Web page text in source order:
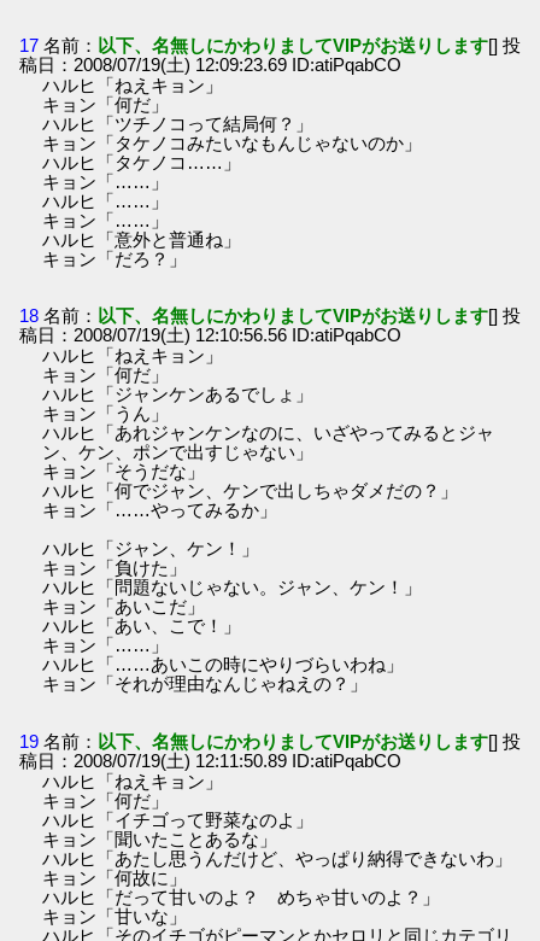
17 名前： 以下、名無しにかわりましてVIPがお送りします[] 投
稿日：2008/07/19(土) 12:09:23.69 ID:atiPqabCO
ハルヒ「ねえキョン」
キョン「何だ」
ハルヒ「ツチノコって結局何？」
キョン「タケノコみたいなもんじゃないのか」
ハルヒ「タケノコ……」
キョン「……」
ハルヒ「……」
キョン「……」
ハルヒ「意外と普通ね」
キョン「だろ？」
18 名前： 以下、名無しにかわりましてVIPがお送りします[] 投
稿日：2008/07/19(土) 12:10:56.56 ID:atiPqabCO
ハルヒ「ねえキョン」
キョン「何だ」
ハルヒ「ジャンケンあるでしょ」
キョン「うん」
ハルヒ「あれジャンケンなのに、いざやってみるとジャ
ン、ケン、ポンで出すじゃない」
キョン「そうだな」
ハルヒ「何でジャン、ケンで出しちゃダメだの？」
キョン「……やってみるか」
ハルヒ「ジャン、ケン！」
キョン「負けた」
ハルヒ「問題ないじゃない。ジャン、ケン！」
キョン「あいこだ」
ハルヒ「あい、こで！」
キョン「……」
ハルヒ「……あいこの時にやりづらいわね」
キョン「それが理由なんじゃねえの？」
19 名前： 以下、名無しにかわりましてVIPがお送りします[] 投
稿日：2008/07/19(土) 12:11:50.89 ID:atiPqabCO
ハルヒ「ねえキョン」
キョン「何だ」
ハルヒ「イチゴって野菜なのよ」
キョン「聞いたことあるな」
ハルヒ「あたし思うんだけど、やっぱり納得できないわ」
キョン「何故に」
ハルヒ「だって甘いのよ？ めちゃ甘いのよ？」
キョン「甘いな」
ハルヒ「そのイチゴがピーマンとかセロリと同じカテゴリ